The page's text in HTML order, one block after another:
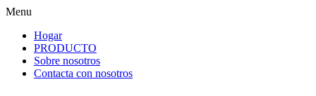
Menu
Hogar
PRODUCTO
Sobre nosotros
Contacta con nosotros